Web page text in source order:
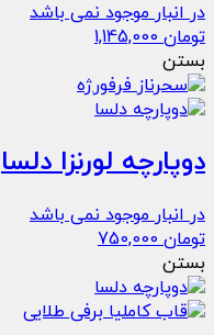
در انبار موجود نمی باشد
تومان1,145,000
بستن
دوپارچه لورنزا دلسا
در انبار موجود نمی باشد
تومان750,000
بستن